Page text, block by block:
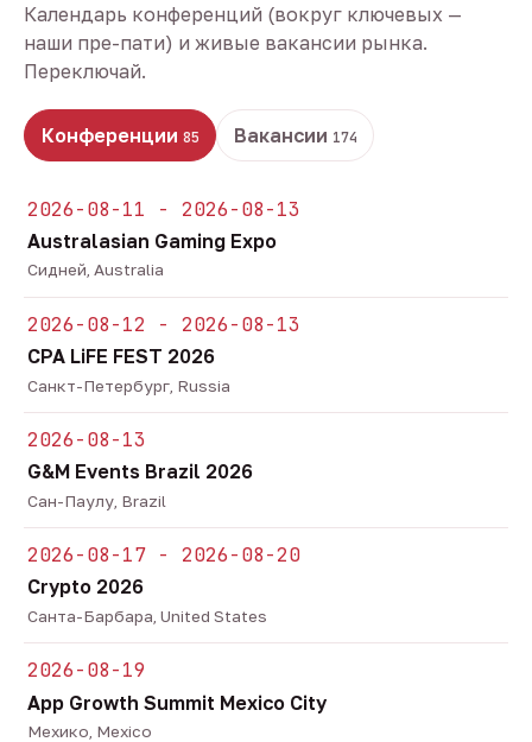
Календарь конференций (вокруг ключевых —
наши пре-пати) и живые вакансии рынка.
Переключай.
Конференции 85 Вакансии 174
2026-08-11 - 2026-08-13
Australasian Gaming Expo
Сидней, Australia
2026-08-12 - 2026-08-13
CPA LiFE FEST 2026
Санкт-Петербург, Russia
2026-08-13
G&M Events Brazil 2026
Сан-Паулу, Brazil
2026-08-17 - 2026-08-20
Crypto 2026
Санта-Барбара, United States
2026-08-19
App Growth Summit Mexico City
Мехико, Mexico